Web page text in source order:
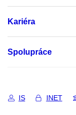
Kariéra
Spolupráce
IS INET